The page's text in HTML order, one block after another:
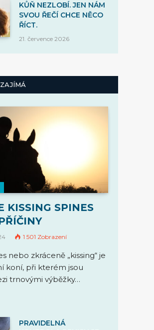
KŮŇ NEZLOBÍ. JEN NÁM
SVOU ŘEČÍ CHCE NĚCO
ŘÍCT.
21. července 2026
KISSING SPINES
1 501 Zobrazení
nebo zkráceně „kissing“ je
koní, při kterém jsou
trnovými výběžky…
PRAVIDELNÁ